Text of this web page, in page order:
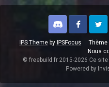
IPS Themeby IPSFocus Thème
Nous
Discord FacebookTwitter
© freebuild.fr 2015-2026 Ce
Powered by